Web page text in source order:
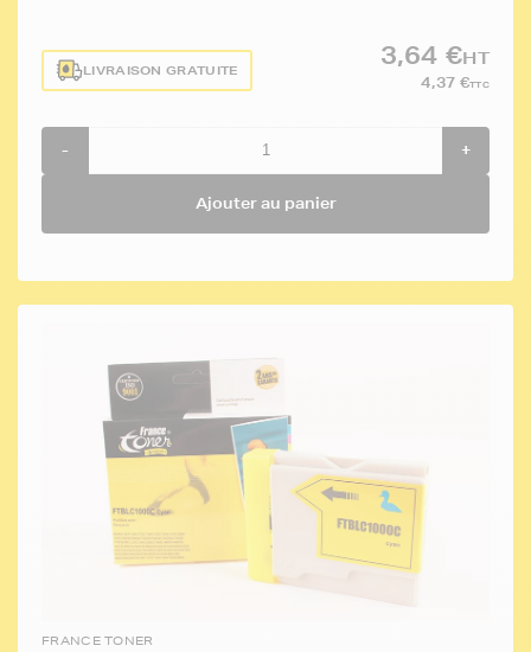
LIVRAISON GRATUITE
3,64 €HT
4,37 €TTC
- +
Ajouter au panier
FRANCE TONER